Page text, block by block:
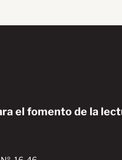
el fomento de la